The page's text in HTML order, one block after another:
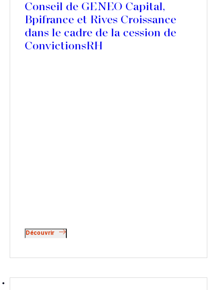
Conseil de GENEO Capital,
Bpifrance et Rives Croissance
dans le cadre de la cession de
ConvictionsRH
Découvrir